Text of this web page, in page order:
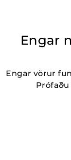
Engar
Engar vörur
Prófaðu